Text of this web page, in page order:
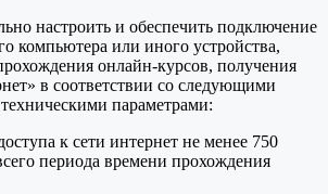
настроить и обеспечить подключение
компьютера или иного устройства,
онлайн-курсов, получения
в соответствии со следующими
параметрами:
к сети интернет не менее 750
периода времени прохождения